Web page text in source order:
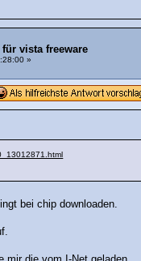
vista freeware
»
bei chip downloaden.